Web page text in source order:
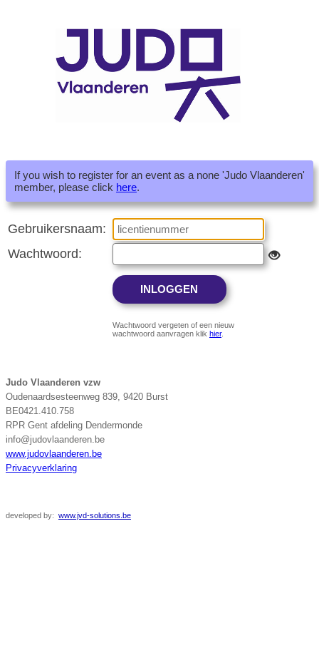
If you wish to register for an event as a none 'Judo Vlaanderen'
member, please click here.
Gebruikersnaam:
Wachtwoord:
Wachtwoord vergeten of een nieuw
wachtwoord aanvragen klik hier.
Judo Vlaanderen vzw
Oudenaardsesteenweg 839, 9420 Burst
BE0421.410.758
RPR Gent afdeling Dendermonde
info@judovlaanderen.be
www.judovlaanderen.be
Privacyverklaring
developed by: www.jvd-solutions.be